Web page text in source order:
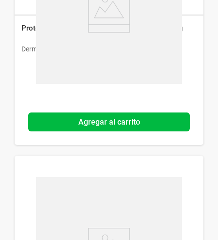
Protector Solar Dermaglós Bebés Fps 65 x 120 g
Dermaglós
Agregar al carrito